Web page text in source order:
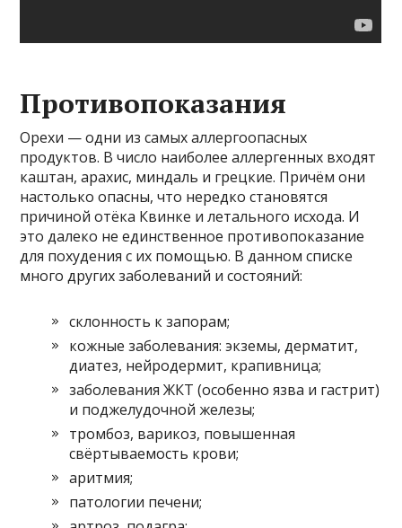
Противопоказания
Орехи — одни из самых аллергоопасных
продуктов. В число наиболее аллергенных входят
каштан, арахис, миндаль и грецкие. Причём они
настолько опасны, что нередко становятся
причиной отёка Квинке и летального исхода. И
это далеко не единственное противопоказание
для похудения с их помощью. В данном списке
много других заболеваний и состояний:
склонность к запорам;
кожные заболевания: экземы, дерматит,
диатез, нейродермит, крапивница;
заболевания ЖКТ (особенно язва и гастрит)
и поджелудочной железы;
тромбоз, варикоз, повышенная
свёртываемость крови;
аритмия;
патологии печени;